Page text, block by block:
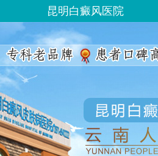
昆明白癜风医院